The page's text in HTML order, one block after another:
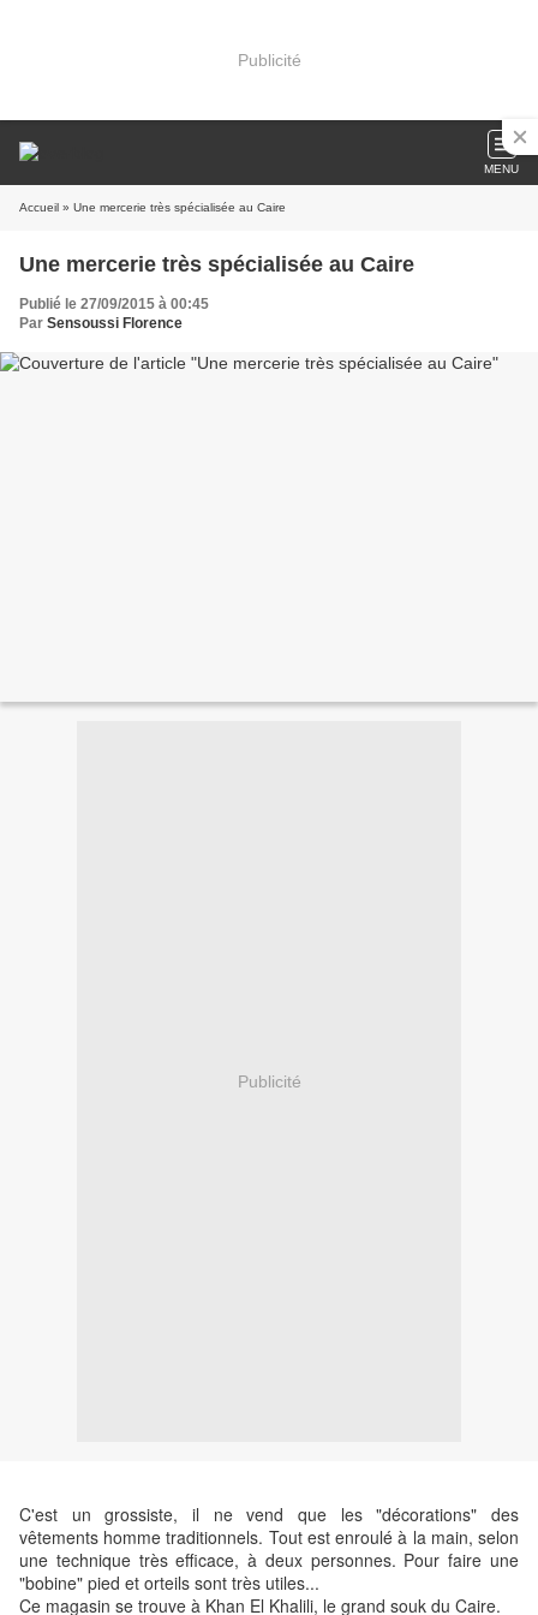
Publicité
MENU
Accueil » Une mercerie très spécialisée au Caire
Une mercerie très spécialisée au Caire
Publié le 27/09/2015 à 00:45
Par Sensoussi Florence
Publicité
C'est un grossiste, il ne vend que les "décorations" des
vêtements homme traditionnels. Tout est enroulé à la main, selon
une technique très efficace, à deux personnes. Pour faire une
"bobine" pied et orteils sont très utiles...
Ce magasin se trouve à Khan El Khalili, le grand souk du Caire.